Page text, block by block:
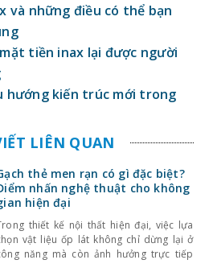
và những điều có thể bạn
tiền inax lại được người
hướng kiến trúc mới trong
LIÊN QUAN
thẻ men rạn có gì đặc biệt?
nhấn nghệ thuật cho không
hiện đại
thiết kế nội thất hiện đại, việc lựa
vật liệu ốp lát không chỉ dừng lại ở
năng mà còn ảnh hưởng trực tiếp